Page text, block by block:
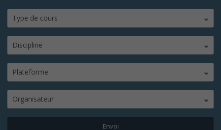
Type de cours
Discipline
Plateforme
Organisateur